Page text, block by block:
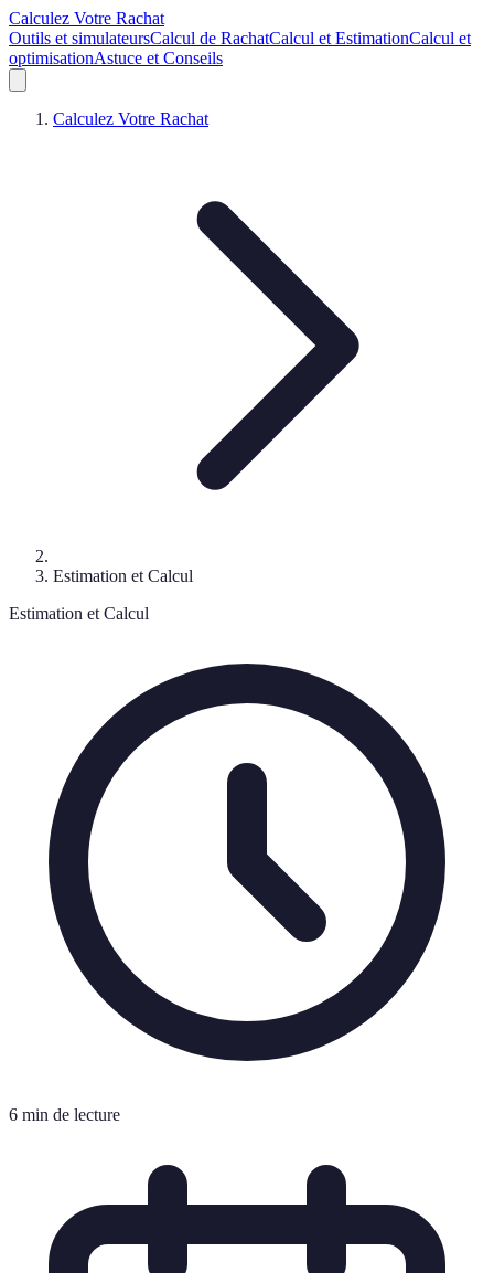
Calculez Votre Rachat
Outils et simulateursCalcul de RachatCalcul et EstimationCalcul et
optimisationAstuce et Conseils
Calculez Votre Rachat
Estimation et Calcul
Estimation et Calcul
6 min de lecture